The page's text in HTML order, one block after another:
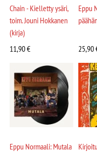
Chain - Kielletty ysäri,
toim. Jouni Hokkanen
(kirja)
11,90€
Eppu
25,90
Eppu Normaali: Mutala